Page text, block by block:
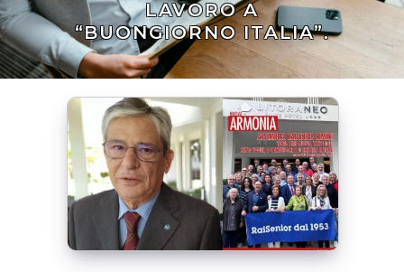
LAVORO A
“BUONGIORNO ITALIA”.